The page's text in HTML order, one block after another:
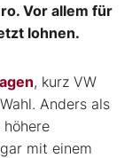
Vor allem für
lohnen.
, kurz VW
Anders als
mit einem